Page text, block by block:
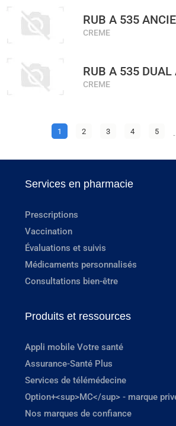
RUB A 535
CREME
RUB A 535 DUAL
CREME
1 2 3 4 5
Services en pharmacie
Prescriptions
Vaccination
Évaluations et suivis
Médicaments personnalisés
Consultations bien-être
Produits et ressources
Appli mobile Votre santé
Assurance-Santé Plus
Services de télémédecine
Option+<sup>MC</sup> - marque
Nos marques de confiance